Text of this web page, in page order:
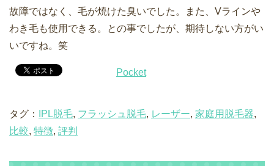
故障ではなく、毛が焼けた臭いでした。また、Vラインや
わき毛も使用できる。との事でしたが、期待しない方がい
いですね。笑
Pocket
タグ： IPL脱毛, フラッシュ脱毛, レーザー, 家庭用脱毛器,
比較, 特徴, 評判